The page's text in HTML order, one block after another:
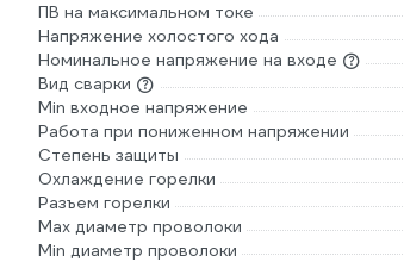
ПВ на максимальном токе
Напряжение холостого хода
Номинальное напряжение на входе
Вид сварки
Min входное напряжение
Работа при пониженном напряжении
Степень защиты
Охлаждение горелки
Разъем горелки
Max диаметр проволоки
Min диаметр проволоки